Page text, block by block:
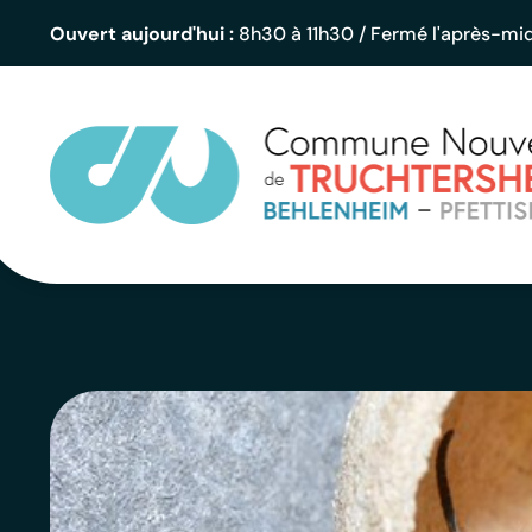
Ouvert aujourd'hui : 8h30 à 11h30 / Fermé l'après-